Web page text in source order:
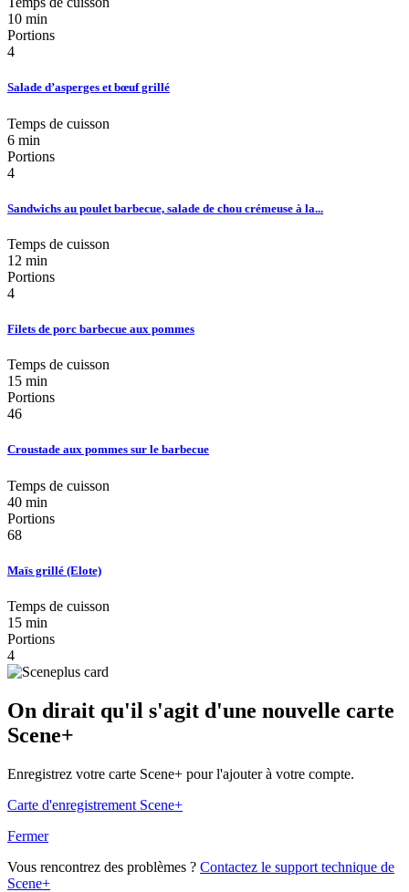
10 min
Portions
4
Salade d’asperges et bœuf grillé
Temps de cuisson
6 min
Portions
4
Sandwichs au poulet barbecue, salade de chou crémeuse à la...
Temps de cuisson
12 min
Portions
4
Filets de porc barbecue aux pommes
Temps de cuisson
15 min
Portions
46
Croustade aux pommes sur le barbecue
Temps de cuisson
40 min
Portions
68
Maïs grillé (Elote)
Temps de cuisson
15 min
Portions
4
On dirait qu'il s'agit d'une nouvelle carte
Scene+
Enregistrez votre carte Scene+ pour l'ajouter à votre compte.
Carte d'enregistrement Scene+
Fermer
Vous rencontrez des problèmes ? Contactez le support technique de
Scene+